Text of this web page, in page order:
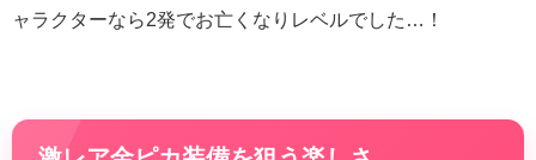
ャラクターなら2発でお亡くなりレベルでした…！